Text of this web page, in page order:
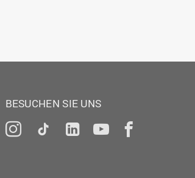
BESUCHEN SIE UNS
Instagram
TiktokLinkedInYouTube